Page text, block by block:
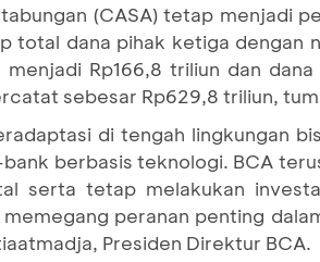
(CASA) tetap menjadi
total dana pihak ketiga dengan
menjadi Rp166,8 triliun dan
sebesar Rp629,8 triliun,
di tengah lingkungan
berbasis teknologi. BCA
serta tetap melakukan
peranan penting
Presiden Direktur BCA.